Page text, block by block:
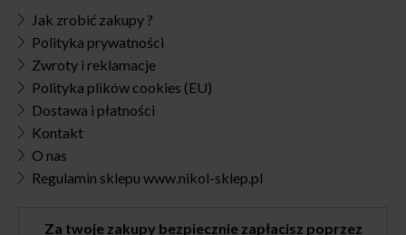
Jak zrobić zakupy ?
Polityka prywatności
Zwroty i reklamacje
Polityka plików cookies (EU)
Dostawa i płatności
Kontakt
O nas
Regulamin sklepu www.nikol-sklep.pl
Za twoje zakupy bezpiecznie zapłacisz poprzez